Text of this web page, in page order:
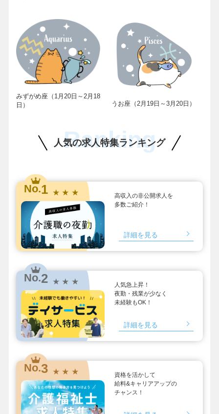
みずがめ座（1月20日～2月18
日）
うお座（2月19日～3月20日）
人気の求人特集ランキング
Ranking
No.1 ★ ★ ★
高収入の非公開求人を
多数ご紹介！
詳細を見る
No.2 ★ ★ ★
人気急上昇！
夜勤・残業が少なく
未経験もOK！
詳細を見る
No.3 ★ ★ ★
資格を活かして
給料&キャリアアップの
チャンス！